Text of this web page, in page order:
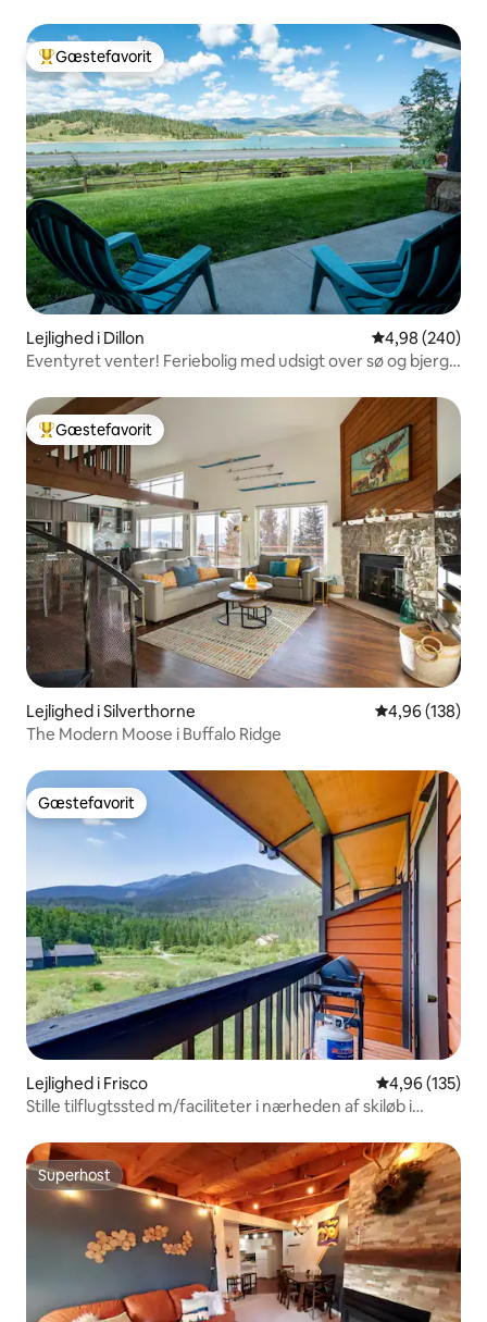
Bedste gæstefavorit
Gæstefavorit
Lejlighed i Dillon 4,98 ud af 5 i
4,98 (240)
Eventyret venter! Feriebolig med udsigt over sø og bjerg,
Bedste gæstefavorit
Gæstefavorit
Lejlighed i Silverthorne 4,96 ud af 5 i
4,96 (138)
The Modern Moose i Buffalo Ridge
Gæstefavorit
Gæstefavorit
Lejlighed i Frisco 4,96 ud af 5 i
4,96 (135)
Stille tilflugtssted m/faciliteter i nærheden af skiløb i
Superhost
Superhost